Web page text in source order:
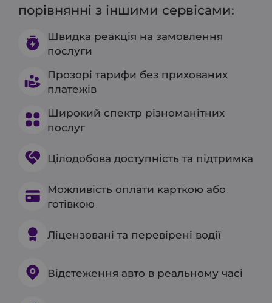
порівнянні з іншими сервісами:
Швидка реакція на замовлення
послуги
Прозорі тарифи без прихованих
платежів
Широкий спектр різноманітних
послуг
Цілодобова доступність та підтримка
Можливість оплати карткою або
готівкою
Ліцензовані та перевірені водії
Відстеження авто в реальному часі